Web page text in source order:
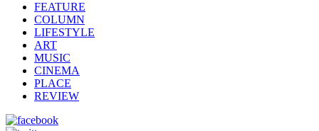
FEATURE
COLUMN
LIFESTYLE
ART
MUSIC
CINEMA
PLACE
REVIEW